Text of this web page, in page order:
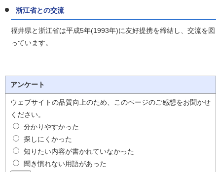
浙江省との交流
福井県と浙江省は平成5年(1993年)に友好提携を締結し、交流を図
っています。
アンケート
ウェブサイトの品質向上のため、このページのご感想をお聞かせ
ください。
分かりやすかった
探しにくかった
知りたい内容が書かれていなかった
聞き慣れない用語があった